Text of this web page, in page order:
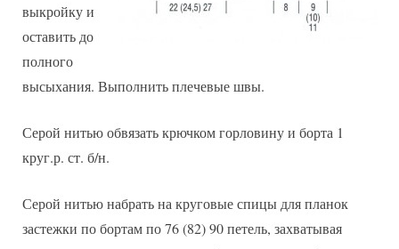
выкройку и
оставить до
полного
высыхания. Выполнить плечевые швы.
Серой нитью обвязать крючком горловину и борта 1
круг.р. ст. б/н.
Серой нитью набрать на круговые спицы для планок
застежки по бортам по 76 (82) 90 петель, захватывая